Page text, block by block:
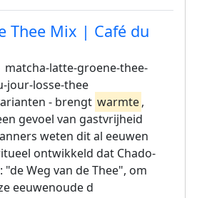
Thee Mix | Café du
matcha-latte-groene-thee-
jour-losse-thee
- brengt warmte,
gevoel van gastvrijheid
weten dit al eeuwen
ontwikkeld dat Chado-
Weg van de Thee", om
eeuwenoude d